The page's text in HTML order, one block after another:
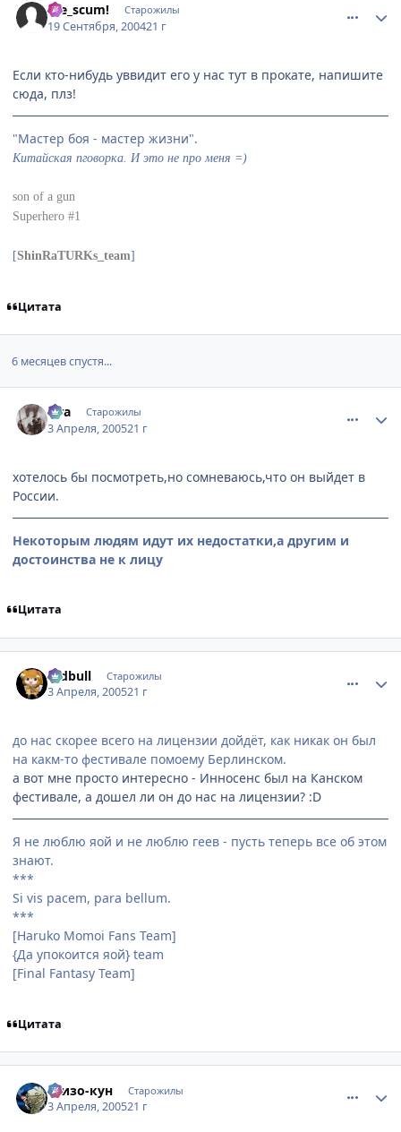
Die_scum! Старожилы
19 Сентября, 200421 г
Если кто-нибудь уввидит его у нас тут в прокате, напишите
сюда, плз!
"Мастер боя - мастер жизни".
Китайская пговорка. И это не про меня =)
son of a gun
Superhero #1
[ShinRaTURKs_team]
Цитата
6 месяцев спустя...
aira Старожилы
3 Апреля, 200521 г
хотелось бы посмотреть,но сомневаюсь,что он выйдет в
России.
Некоторым людям идут их недостатки,а другим и
достоинства не к лицу
Цитата
redbull Старожилы
3 Апреля, 200521 г
до нас скорее всего на лицензии дойдёт, как никак он был
на какм-то фестивале помоему Берлинском.
а вот мне просто интересно - Инносенс был на Канском
фестивале, а дошел ли он до нас на лицензии? :D
Я не люблю яой и не люблю геев - пусть теперь все об этом
знают.
***
Si vis pacem, para bellum.
***
[Haruko Momoi Fans Team]
{Да упокоится яой} team
[Final Fantasy Team]
Цитата
Шизо-кун Старожилы
3 Апреля, 200521 г